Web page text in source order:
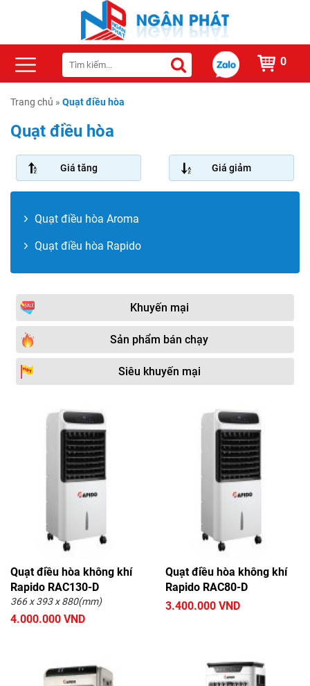
0
Trang chủ » Quạt điều hòa
Quạt điều hòa
Giá tăng Giá giảm
Quạt điều hòa Aroma
Quạt điều hòa Rapido
Khuyến mại
Sản phẩm bán chạy
Siêu khuyến mại
Quạt điều hòa không khí
Rapido RAC130-D
366 x 393 x 880(mm)
4.000.000 VND
Quạt điều hòa không khí
Rapido RAC80-D
3.400.000 VND